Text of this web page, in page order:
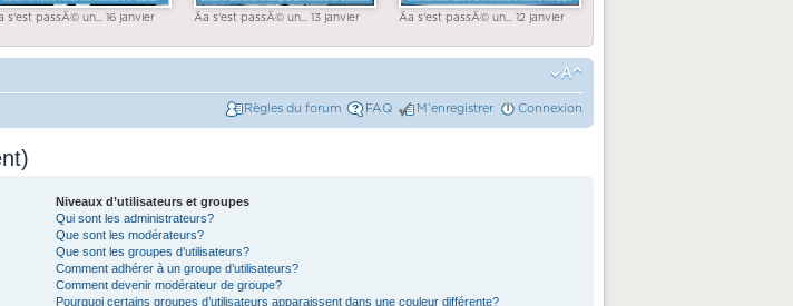
s'est passÃ© un... 16 janvier Ãa s'est passÃ© un... 13 janvier Ãa s'est passÃ© un... 12 janvier
Règles du forum FAQ M’enregistrer Connexion
Niveaux d’utilisateurs et groupes
Qui sont les administrateurs?
Que sont les modérateurs?
Que sont les groupes d’utilisateurs?
Comment adhérer à un groupe d’utilisateurs?
Comment devenir modérateur de groupe?
Pourquoi certains groupes d’utilisateurs apparaissent dans une couleur différente?